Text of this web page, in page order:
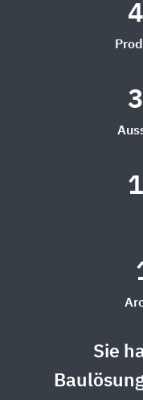
Sie